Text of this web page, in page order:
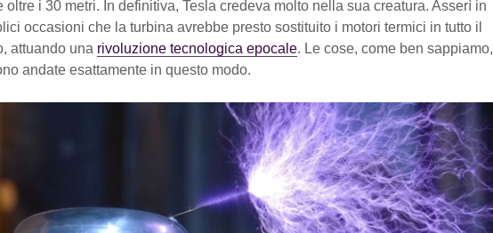
oltre i 30 metri. In definitiva, Tesla credeva molto nella sua creatura. Asserì in
occasioni che la turbina avrebbe presto sostituito i motori termici in tutto il
attuando una rivoluzione tecnologica epocale. Le cose, come ben sappiamo,
andate esattamente in questo modo.